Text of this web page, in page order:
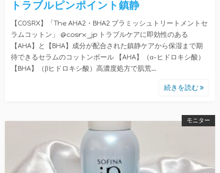
トラブルピンポイント鎮静
【COSRX】「The AHA2・BHA2 ブラミッシュトリートメントセ
ラムコットン」 @cosrx_jp トラブルケアに即効性のある
【AHA】と【BHA】成分が配合された鎮静ケアから保湿まで期
待できるセラムのコットンボール 【AHA】（α-ヒドロキシ酸）
【BHA】（βヒドロキシ酸）高濃度処方で肌荒…
続きを読む
モニター